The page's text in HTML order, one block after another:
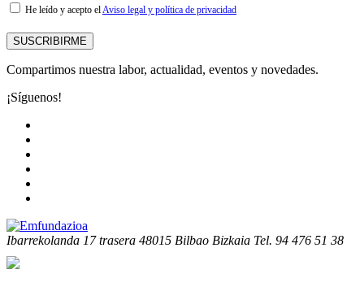
He leído y acepto elAviso legal y política de privacidad
SUSCRIBIRME
Compartimos nuestra labor, actualidad, eventos y novedades.
¡Síguenos!
Ibarrekolanda 17 trasera 48015 Bilbao Bizkaia Tel. 94 476 51 38